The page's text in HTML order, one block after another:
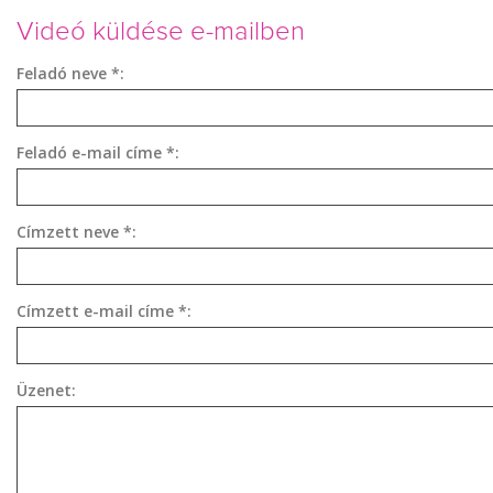
Videó küldése e-mailben
Feladó neve *:
Feladó e-mail címe *:
Címzett neve *:
Címzett e-mail címe *:
Üzenet: